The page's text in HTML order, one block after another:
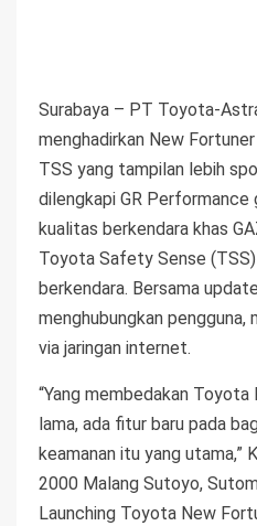
Surabaya – PT Toyota-
menghadirkan New
TSS yang tampilan lebih
dilengkapi GR Performance
kualitas berkendara khas
Toyota Safety Sense
berkendara. Bersama
menghubungkan pengguna,
via jaringan internet.
“Yang membedakan
lama, ada fitur baru pada
keamanan itu yang utama,”
2000 Malang Sutoyo,
Launching Toyota New